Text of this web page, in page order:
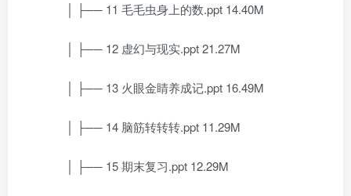
│ ├── 11 毛毛虫身上的数.ppt 14.40M
│ ├── 12 虚幻与现实.ppt 21.27M
│ ├── 13 火眼金睛养成记.ppt 16.49M
│ ├── 14 脑筋转转转.ppt 11.29M
│ ├── 15 期末复习.ppt 12.29M